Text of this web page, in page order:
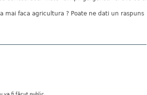
mai faca agricultura ? Poate ne dati un raspuns
va fi făcut public.